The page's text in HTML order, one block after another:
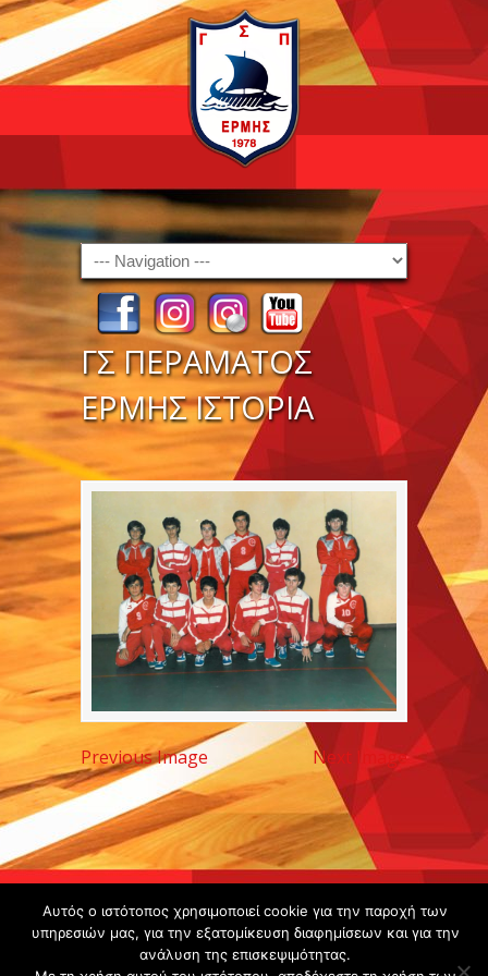
Navigation
ΓΣ ΠΕΡΑΜΑΤΟΣ
ΕΡΜΗΣ ΙΣΤΟΡΙΑ
Previous Image Next Image
Copyright ©
2020 -
Gsperamatosermis.gr
Αυτός ο ιστότοπος χρησιμοποιεί cookie για την παροχή των
υπηρεσιών μας, για την εξατομίκευση διαφημίσεων και για την
ανάλυση της επισκεψιμότητας.